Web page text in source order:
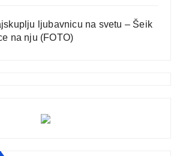
ljubavnicu na svetu – Šeik
na nju (FOTO)